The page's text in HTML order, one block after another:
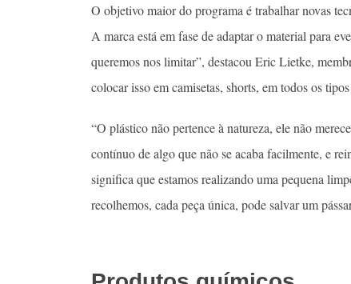
O objetivo maior do programa é trabalhar novas
A marca está em fase de adaptar o material para
queremos nos limitar”, destacou Eric Lietke,
colocar isso em camisetas, shorts, em todos os
“O plástico não pertence à natureza, ele não
contínuo de algo que não se acaba facilmente, e
significa que estamos realizando uma pequena
recolhemos, cada peça única, pode salvar um